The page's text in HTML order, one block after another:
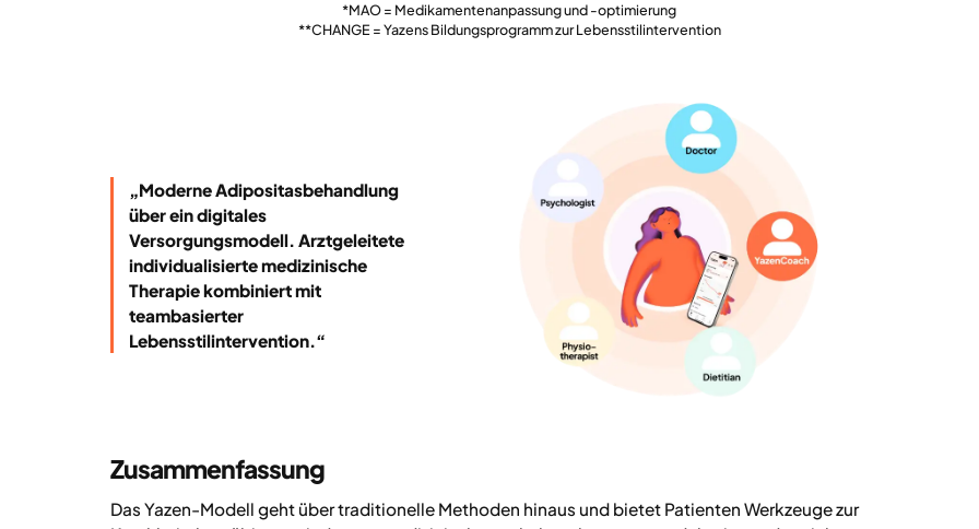
*MAO = Medikamenten­anpassung und -optimierung
**CHANGE = Yazens Bildungsprogramm zur Lebensstilintervention
„Moderne Adipositasbehandlung
über ein digitales
Versorgungsmodell. Arztgeleitete
individualisierte medizinische
Therapie kombiniert mit
teambasierter
Lebensstilintervention.“
Zusammenfassung
Das Yazen-Modell geht über traditionelle Methoden hinaus und bietet Patienten Werkzeuge zur